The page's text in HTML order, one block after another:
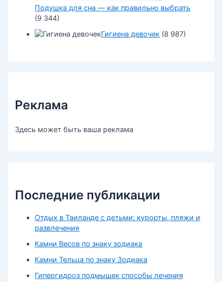
Подушка для сна — как правильно выбрать
(9 344)
Гигиена девочек (8 987)
Реклама
Здесь может быть ваша реклама
Последние публикации
Отдых в Таиланде с детьми: курорты, пляжи и
развлечения
Камни Весов по знаку зодиака
Камни Тельца по знаку Зодиака
Гипергидроз подмышек способы лечения